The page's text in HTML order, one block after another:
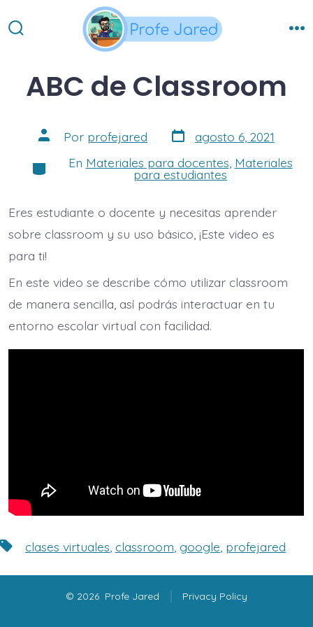
al
ABC de Classroom
Autor
de
entrada
Por profejared Fecha
de
entrada
agosto 6, 2021
Categorías
En Materiales para docentes Materiales
para estudiantes
Eres estudiante o docente y necesitas aprender
sobre classroom y su uso básico, ¡Este video es
para ti!
En este video se describe cómo utilizar classroom
de manera sencilla, así podrás interactuar en tu
entorno escolar virtual con facilidad.
Etiquetasclases virtuales classroom google profejared
© 2026 Profe Jared Privacy Policy